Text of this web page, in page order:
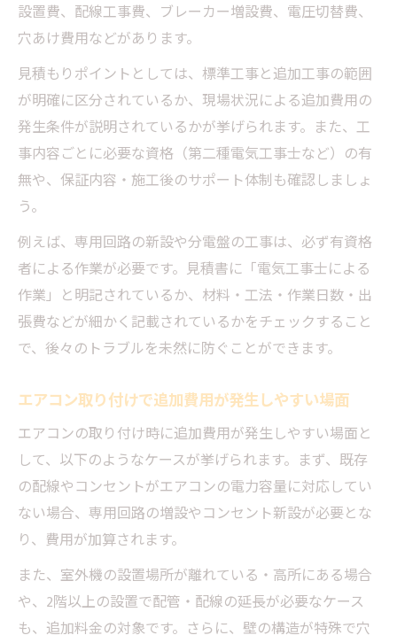
設置費、配線工事費、ブレーカー増設費、電圧切替費、
穴あけ費用などがあります。
見積もりポイントとしては、標準工事と追加工事の範囲
が明確に区分されているか、現場状況による追加費用の
発生条件が説明されているかが挙げられます。また、工
事内容ごとに必要な資格（第二種電気工事士など）の有
無や、保証内容・施工後のサポート体制も確認しましょ
う。
例えば、専用回路の新設や分電盤の工事は、必ず有資格
者による作業が必要です。見積書に「電気工事士による
作業」と明記されているか、材料・工法・作業日数・出
張費などが細かく記載されているかをチェックすること
で、後々のトラブルを未然に防ぐことができます。
エアコン取り付けで追加費用が発生しやすい場面
エアコンの取り付け時に追加費用が発生しやすい場面と
して、以下のようなケースが挙げられます。まず、既存
の配線やコンセントがエアコンの電力容量に対応してい
ない場合、専用回路の増設やコンセント新設が必要とな
り、費用が加算されます。
また、室外機の設置場所が離れている・高所にある場合
や、2階以上の設置で配管・配線の延長が必要なケース
も、追加料金の対象です。さらに、壁の構造が特殊で穴